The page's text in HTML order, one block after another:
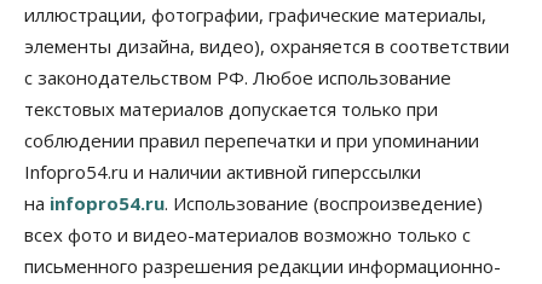
06 Августа 2026, 15:00
Власть Общество
Правительство России продлило разрешение на
выпуск бензина «Евро-3»
06 Августа 2026, 14:00
Общество
«За тех, у кого от 270 баллов,
настоящая борьба»: вузы настойчиво
обзванивают новосибирских высокобалльников
перед зачислением
иллюстрации, фотографии, графические материалы,
элементы дизайна, видео), охраняется в соответствии
с законодательством РФ. Любое использование
текстовых материалов допускается только при
соблюдении правил перепечатки и при упоминании
Infopro54.ru и наличии активной гиперссылки
на infopro54.ru. Использование (воспроизведение)
всех фото и видео-материалов возможно только с
письменного разрешения редакции информационно-